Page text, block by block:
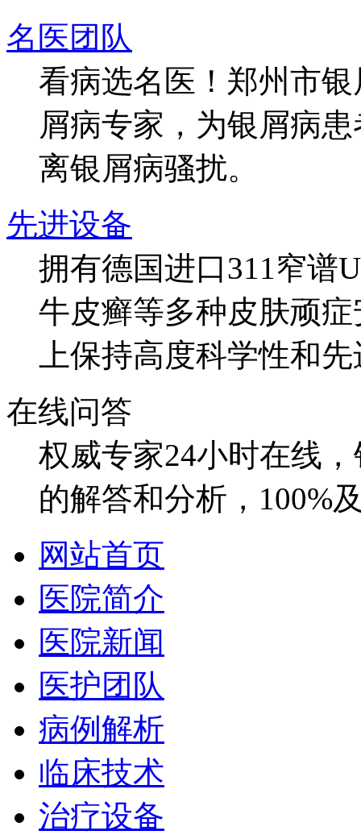
名医团队
看病选名医！郑州市
屑病专家，为银屑病
离银屑病骚扰。
先进设备
拥有德国进口311窄谱
牛皮癣等多种皮肤顽
上保持高度科学性和
在线问答
权威专家24小时在线
的解答和分析，100%
网站首页
医院简介
医院新闻
医护团队
病例解析
临床技术
治疗设备